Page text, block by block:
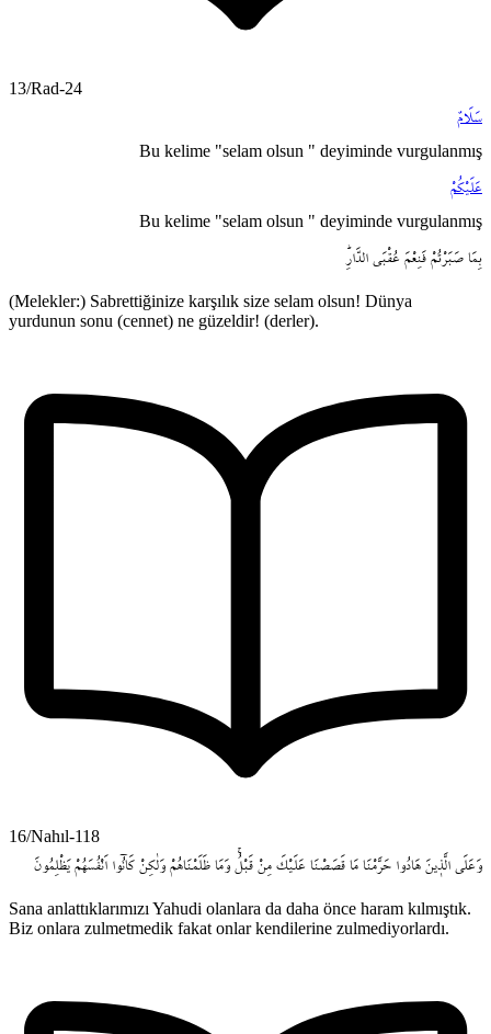
13/Rad-24
سَلَامٌ
Bu kelime "selam olsun " deyiminde vurgulanmış
عَلَيْكُمْ
Bu kelime "selam olsun " deyiminde vurgulanmış
بِمَا صَبَرْتُمْ فَنِعْمَ عُقْبَى الدَّارِۜ
(Melekler:) Sabrettiğinize karşılık size selam olsun! Dünya
yurdunun sonu (cennet) ne güzeldir! (derler).
16/Nahıl-118
وَعَلَى
الَّذ۪ينَ هَادُوا حَرَّمْنَا مَا قَصَصْنَا عَلَيْكَ مِنْ قَبْلُۚ وَمَا ظَلَمْنَاهُمْ وَلٰكِنْ كَانُٓوا اَنْفُسَهُمْ يَظْلِمُونَ
Sana anlattıklarımızı Yahudi olanlara da daha önce haram kılmıştık.
Biz onlara zulmetmedik fakat onlar kendilerine zulmediyorlardı.